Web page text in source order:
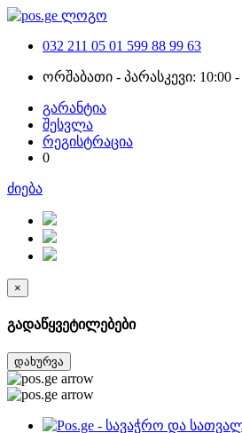
032 211 05 01 599 88 99 63
ორშაბათი - პარასკევი: 10:00 -
გარანტია
შესვლა
რეგისტრაცია
0
ძიება
×
გადაწყვეტილებები
დახურვა